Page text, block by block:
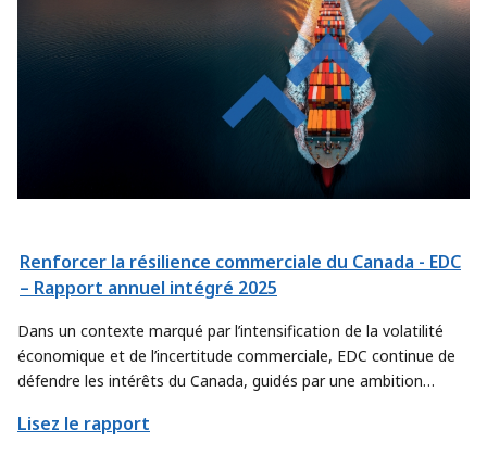
Renforcer la résilience commerciale du Canada - EDC
– Rapport annuel intégré 2025
Dans un contexte marqué par l’intensification de la volatilité
économique et de l’incertitude commerciale, EDC continue de
défendre les intérêts du Canada, guidés par une ambition
encore davantage à l’atteinte des objectifs commerciaux
Lisez le rapport